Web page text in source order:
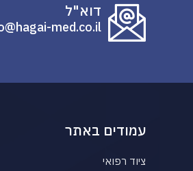
דוא"ל
med.co.il
עמודים באתר
ציוד רפואי